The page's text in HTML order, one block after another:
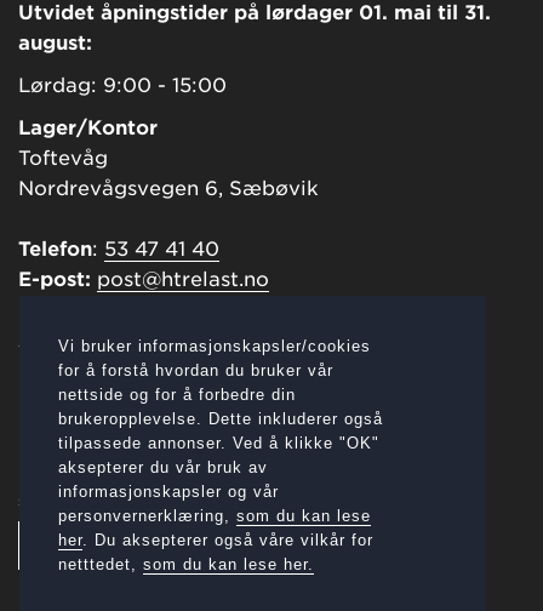
Vi bruker informasjonskapsler/cookies
for å forstå hvordan du bruker vår
nettside og for å forbedre din
brukeropplevelse. Dette inkluderer også
tilpassede annonser. Ved å klikke "OK"
aksepterer du vår bruk av
informasjonskapsler og vår
personvernerklæring, som du kan lese
her . Du aksepterer også våre vilkår for
netttedet, som du kan lese her.
Utvidet åpningstider på lørdager 01. mai til 31.
august:
Lørdag: 9:00 - 15:00
Lager/Kontor
Toftevåg
Nordrevågsvegen 6, Sæbøvik
Telefon: 53 47 41 40
E-post: post@htrelast.no
Åpningstider:
Mandag - Fredag: 7:00 - 16:00
Lørdager: 8:00 - 14:00
SOSIALE MEDIER: